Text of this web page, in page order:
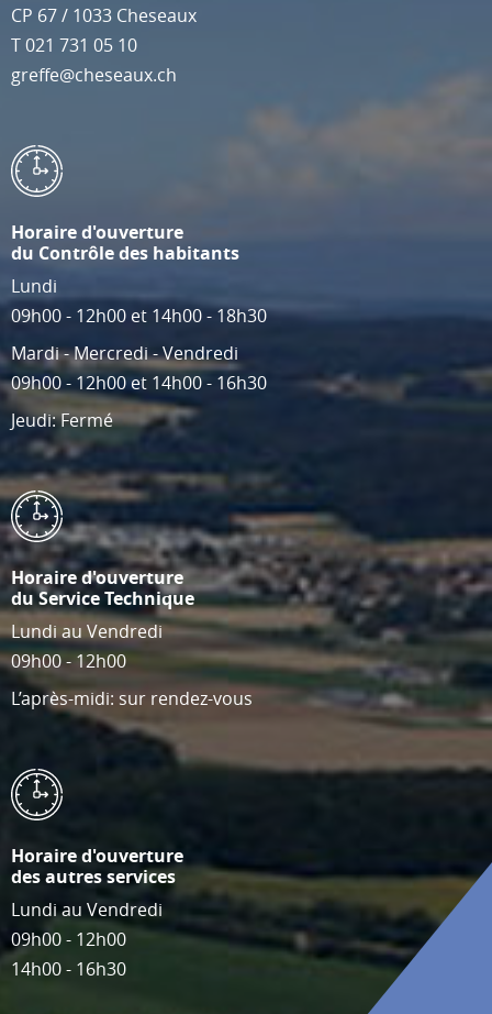
CP 67/ 1033 Cheseaux
T021 731 05 10
greffe@cheseaux.ch
Horaire d'ouverture
du Contrôle des habitants
Lundi
09h00 - 12h00 et 14h00 - 18h30
Mardi - Mercredi - Vendredi
09h00 - 12h00 et 14h00 - 16h30
Jeudi: Fermé
Horaire d'ouverture
du Service Technique
Lundi au Vendredi
09h00 - 12h00
L’après-midi: sur rendez-vous
Horaire d'ouverture
des autres services
Lundi au Vendredi
09h00 - 12h00
14h00 - 16h30